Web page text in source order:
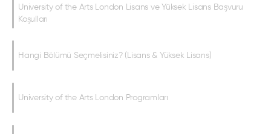
University of the Arts London Lisans ve Yüksek Lisans Başvuru
Koşulları
Hangi Bölümü Seçmelisiniz? (Lisans & Yüksek Lisans)
University of the Arts London Programları